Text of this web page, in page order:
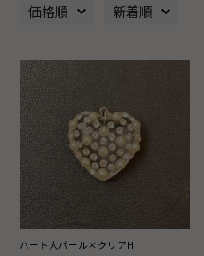
価格順 新着順
ハート大パール×クリアH